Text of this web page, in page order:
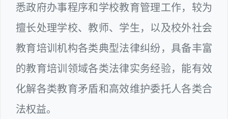
悉政府办事程序和学校教育管理工作，较为
擅长处理学校、教师、学生，以及校外社会
教育培训机构各类典型法律纠纷，具备丰富
的教育培训领域各类法律实务经验，能有效
化解各类教育矛盾和高效维护委托人各类合
法权益。